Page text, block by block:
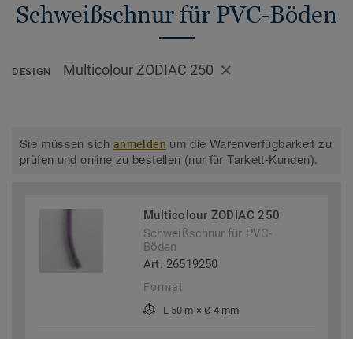
Schweißschnur für PVC-Böden
DESIGN Multicolour ZODIAC 250
Sie müssen sichanmelden um die Warenverfügbarkeit zu
prüfen und online zu bestellen (nur für Tarkett-Kunden).
Multicolour ZODIAC 250
Schweißschnur für PVC-
Böden
Art. 26519250
Format
L 50 m × Ø 4 mm